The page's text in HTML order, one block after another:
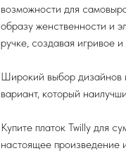
возможности для
образу женственности и
ручке, создавая игривое
Широкий выбор дизайнов
вариант, который
Купите платок Twilly для
настоящее произведение